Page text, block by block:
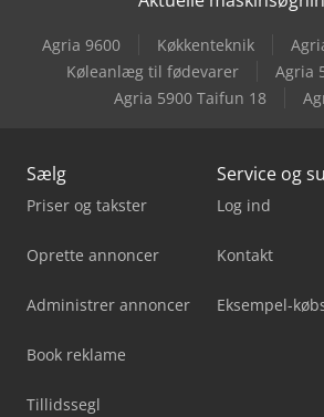
Spinner Vc750
Spinner Vc850
Voumard 5A
Agria 9600 Køkkenteknik
Køleanlæg til fødevarer
Agria
Agria 5900 Taifun 18
Sælg
Priser og takster
Oprette annoncer
Administrer annoncer
Book reklame
Tillidssegl
Service og
Log ind
Kontakt
Eksempel-